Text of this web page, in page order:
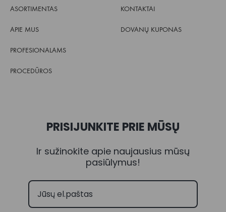
ASORTIMENTAS
APIE MUS
PROFESIONALAMS
PROCEDŪROS
KONTAKTAI
DOVANŲ KUPONAS
PRISIJUNKITE PRIE MŪSŲ
Ir sužinokite apie naujausius mūsų
pasiūlymus!